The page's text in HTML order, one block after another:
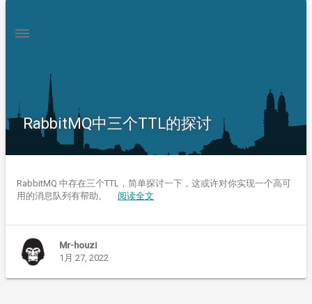
RabbitMQ中三个TTL的探讨
RabbitMQ 中存在三个TTL，简单探讨一下，这或许对你实现一个高可
用的消息队列有帮助。 阅读全文
Mr-houzi
1月 27, 2022